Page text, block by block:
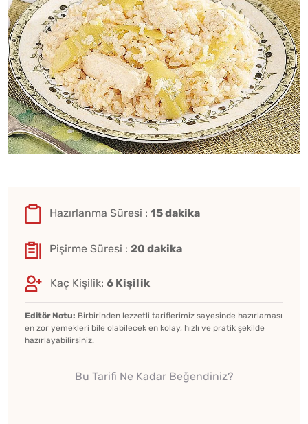
Hazırlanma Süresi : 15 dakika
Pişirme Süresi : 20 dakika
Kaç Kişilik: 6 Kişilik
Editör Notu: Birbirinden lezzetli tariflerimiz sayesinde hazırlaması
en zor yemekleri bile olabilecek en kolay, hızlı ve pratik şekilde
hazırlayabilirsiniz.
Bu Tarifi Ne Kadar Beğendiniz?